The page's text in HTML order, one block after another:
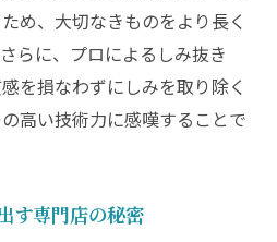
め、大切なきものをより長く
らに、プロによるしみ抜き
を損なわずにしみを取り除く
高い技術力に感嘆することで
す専門店の秘密